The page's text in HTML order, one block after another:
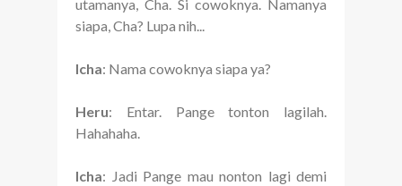
utamanya, Cha. Si cowoknya. Namanya
siapa, Cha? Lupa nih...
Icha: Nama cowoknya siapa ya?
Heru: Entar. Pange tonton lagilah.
Hahahaha.
Icha: Jadi Pange mau nonton lagi demi